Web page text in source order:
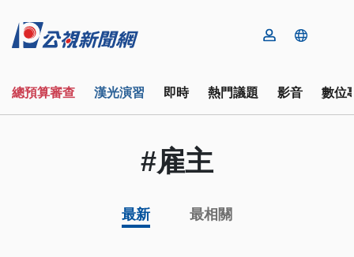
總預算審查 漢光演習 即時 熱門議題 影音 數位
#雇主
最新 最相關